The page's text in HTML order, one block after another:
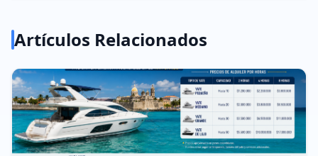
Artículos Relacionados